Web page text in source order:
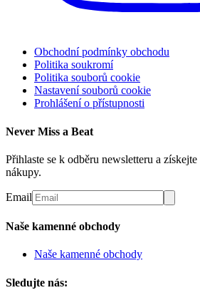
Obchodní podmínky obchodu
Politika soukromí
Politika souborů cookie
Nastavení souborů cookie
Prohlášení o přístupnosti
Never Miss a Beat
Přihlaste se k odběru newsletteru a
nákupy.
Email
Naše kamenné obchody
Naše kamenné obchody
Sledujte nás: